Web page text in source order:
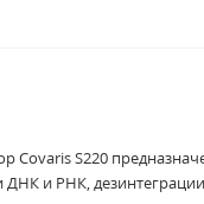
Covaris S220
ДНК и РНК,